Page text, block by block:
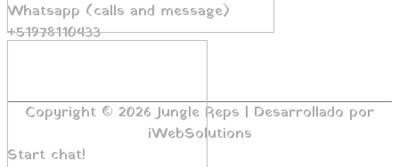
Whatsapp (calls and message)
+51978110433
Copyright © 2026Jungle Reps | Desarrollado por
iWebSolutions
Start chat!